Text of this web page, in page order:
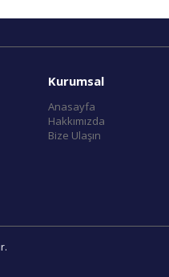
Kurumsal
Anasayfa
Hakkımızda
Bize Ulaşın